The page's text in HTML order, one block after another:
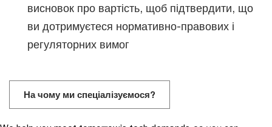
висновок про вартість, щоб підтвердити, що
ви дотримуєтеся нормативно-правових і
регуляторних вимог
На чому ми спеціалізуємося?